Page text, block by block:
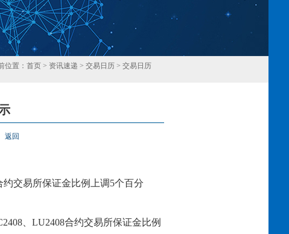
位置： 首页 > 资讯速递 > 交易日历 > 交易日历
返回
约交易所保证金比例上调5个百分
8 LU2408合约交易所保证金比例